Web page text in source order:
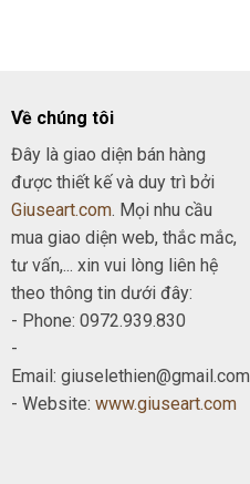
Về chúng tôi
Đây là giao diện bán hàng
được thiết kế và duy trì bởi
Giuseart.com. Mọi nhu cầu
mua giao diện web, thắc mắc,
tư vấn,... xin vui lòng liên hệ
theo thông tin dưới đây:
- Phone: 0972.939.830
-
Email: giuselethien@gmail.com
- Website: www.giuseart.com